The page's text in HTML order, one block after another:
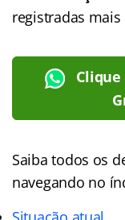
registradas mais
Saiba todos os
navegando no